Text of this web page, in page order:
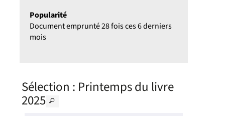
Popularité
Document emprunté 28 fois ces 6 derniers
mois
Sélection : Printemps du livre
2025